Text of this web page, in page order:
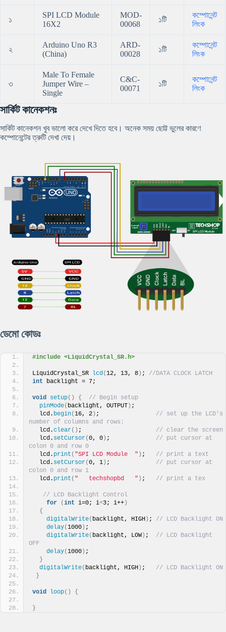
১
SPI LCD Module
16X2
MOD-
00068
১টি
কম্পোনেন্ট
লিংক
২
Arduino Uno R3
(China)
ARD-
00028
১টি
কম্পোনেন্ট
লিংক
৩
Male To Female
Jumper Wire –
Single
C&C-
00071
১টি
কম্পোনেন্ট
লিংক
সার্কিট কানেকশনঃ
সার্কিট কানেকশন খুব ভালো করে দেখে দিতে হবে। অনেক সময় ছোট্ট ভুলের কারণে
কম্পোনেন্টের ত্রুটি দেখা দেয়।
ডেমো কোডঃ
#include <LiquidCrystal_SR.h>
LiquidCrystal_SR lcd(12, 13, 8 ) ; //DATA CLOCK LATCH
int backlight = 7;
void setup() {
// Begin setup
pinMode( backlight, OUTPUT ) ;
  lcd.
begin(16, 2 ) ; // set up the LCD's
number of columns and rows:
  lcd.
clear() ; // clear the screen
  lcd.
setCursor(0, 0 ) ; // put cursor at
colon 0 and row 0
  lcd.
print ( "SPI LCD Module  " ) ; // print a text
  lcd.
setCursor(0, 1 ) ; // put cursor at
colon 0 and row 1
  lcd.
print ( "   techshopbd   " ) ; // print a tex
// LCD Backlight Control
for
(int i=0; i<3; i++ )
{
digitalWrite( backlight, HIGH ) ; // LCD Backlight ON
delay(1000 ) ;
digitalWrite( backlight, LOW) ; // LCD Backlight
OFF
delay(1000 ) ;
}
digitalWrite( backlight, HIGH ) ; // LCD Backlight ON
}
void loop() {
}